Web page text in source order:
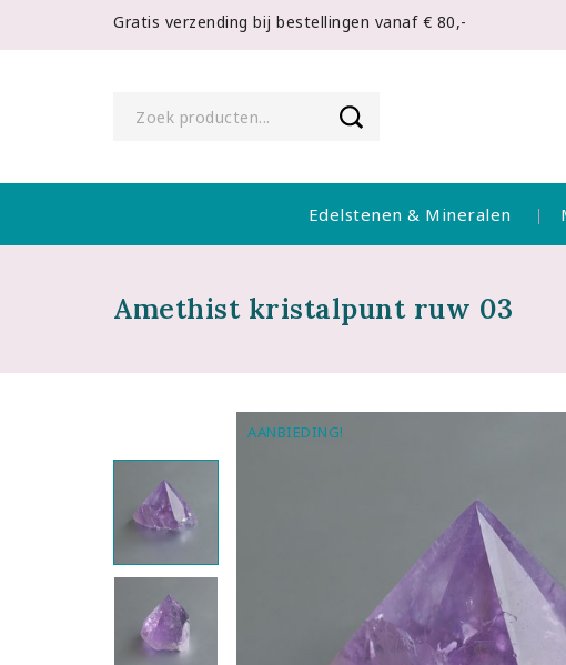
Gratis verzending bij bestellingen vanaf € 80,-
Edelstenen & Mineralen
Amethist kristalpunt ruw 03
AANBIEDING!